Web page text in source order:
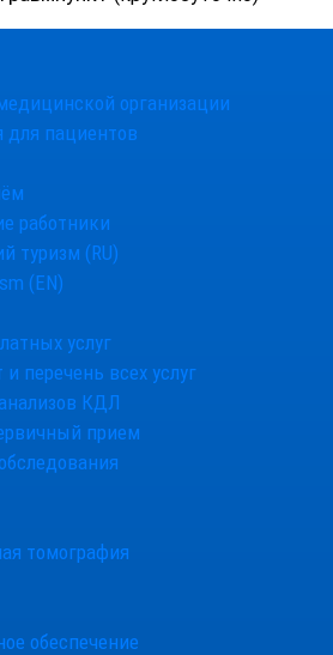
организации
пациентов
работники
туризм (RU)
(EN)
услуг
и перечень всех услуг
КДЛ
прием
томография
обеспечение